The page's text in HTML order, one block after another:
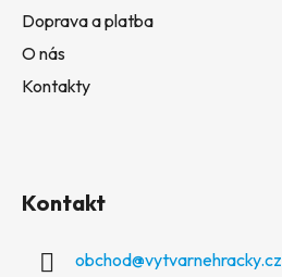
Doprava a platba
O nás
Kontakty
Kontakt
obchod@vytvarnehracky.cz